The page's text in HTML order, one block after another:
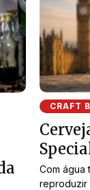
CRAFT
Com água
reproduzir